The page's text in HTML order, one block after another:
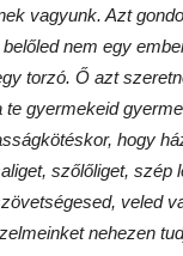
vagyunk. Azt
nem egy
torzó. Ő azt
te gyermekeid
hogy
szőlőliget, szép
veled
nehezen